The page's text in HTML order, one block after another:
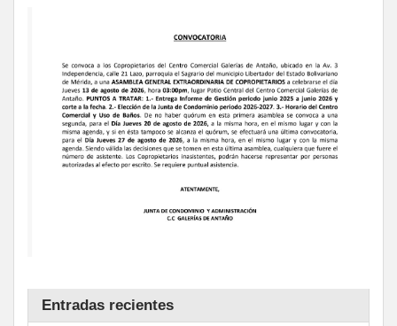
Entradas recientes